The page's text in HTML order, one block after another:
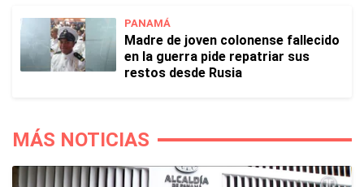
PANAMÁ
Madre de joven colonense fallecido
en la guerra pide repatriar sus
restos desde Rusia
MÁS NOTICIAS